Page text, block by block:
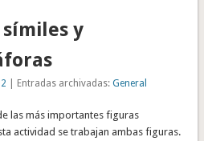
símiles y
| Entradas archivadas:General
las más importantes figuras
actividad se trabajan ambas figuras.